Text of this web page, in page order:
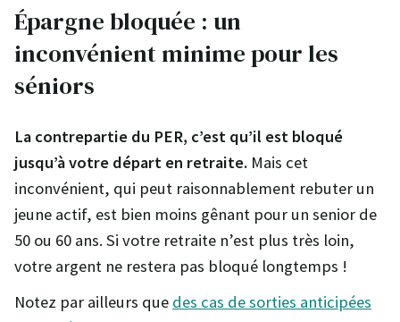
Épargne bloquée : un
inconvénient minime pour les
séniors
La contrepartie du PER, c’est qu’il est bloqué
jusqu’à votre départ en retraite. Mais cet
inconvénient, qui peut raisonnablement rebuter un
jeune actif, est bien moins gênant pour un senior de
50 ou 60 ans. Si votre retraite n’est plus très loin,
votre argent ne restera pas bloqué longtemps !
Notez par ailleurs que des cas de sorties anticipées